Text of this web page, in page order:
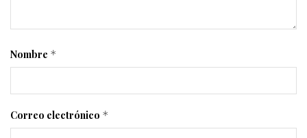
Nombre *
Correo electrónico *